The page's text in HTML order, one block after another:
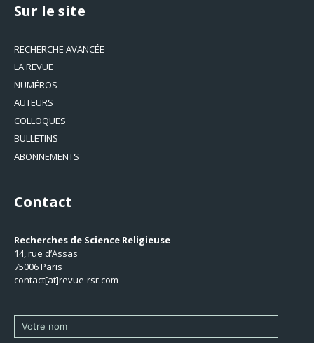
Sur le site
RECHERCHE AVANCÉE
LA REVUE
NUMÉROS
AUTEURS
COLLOQUES
BULLETINS
ABONNEMENTS
Contact
Recherches de Science Religieuse
14, rue d’Assas
75006 Paris
contact[at]revue-rsr.com